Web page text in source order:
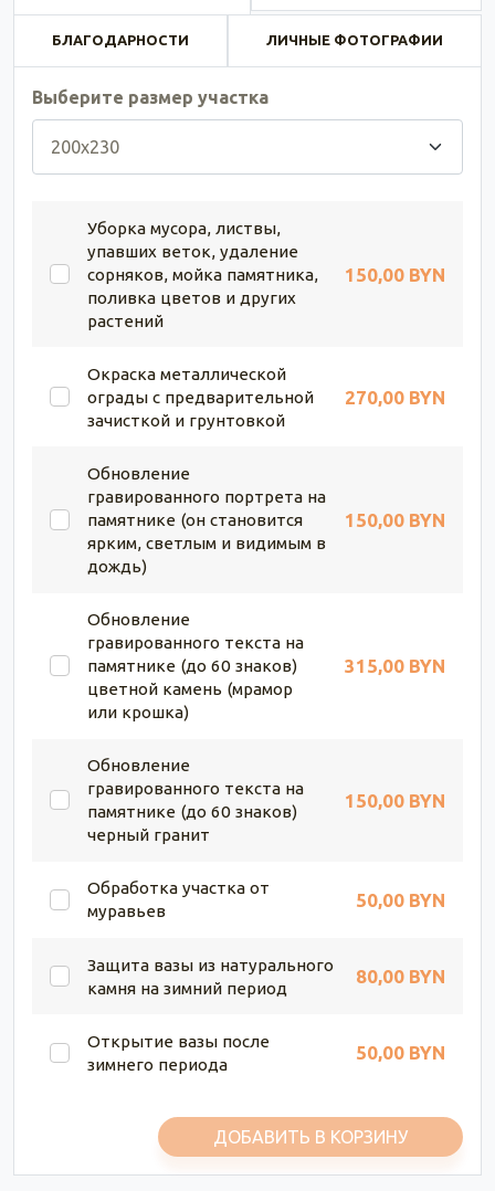
БЛАГОДАРНОСТИ ЛИЧНЫЕ ФОТОГРАФИИ
Выберите размер участка
Уборка мусора, листвы,
упавших веток, удаление
сорняков, мойка памятника,
поливка цветов и других
растений
150,00 BYN
Окраска металлической
ограды с предварительной
зачисткой и грунтовкой
270,00 BYN
Обновление
гравированного портрета на
памятнике (он становится
ярким, светлым и видимым в
дождь)
150,00 BYN
Обновление
гравированного текста на
памятнике (до 60 знаков)
цветной камень (мрамор
или крошка)
315,00 BYN
Обновление
гравированного текста на
памятнике (до 60 знаков)
черный гранит
150,00 BYN
Обработка участка от
муравьев
50,00 BYN
Защита вазы из натурального
камня на зимний период
80,00 BYN
Открытие вазы после
зимнего периода
50,00 BYN
ДОБАВИТЬ В КОРЗИНУ